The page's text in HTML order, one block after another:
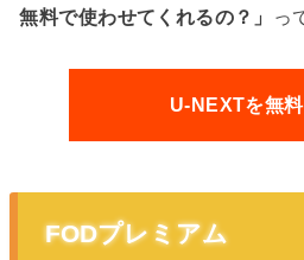
無料で使わせてくれるの？」
っ
U-NEXTを無
FODプレミアム